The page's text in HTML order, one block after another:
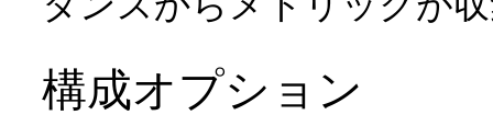
構成オプション